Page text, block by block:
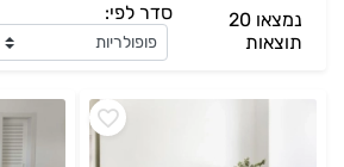
נמצאו 20
תוצאות
סדר לפי: